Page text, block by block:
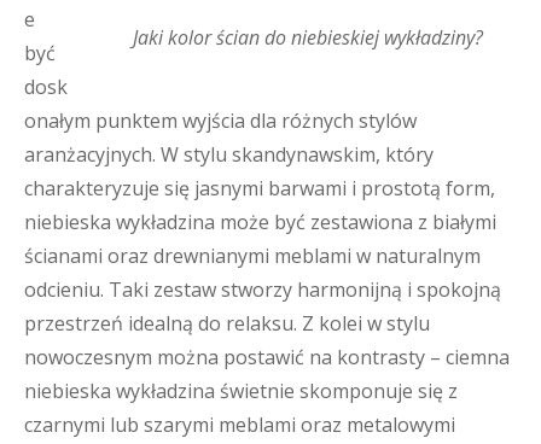
Jaki kolor ścian do niebieskiej wykładziny?
e
być
dosk
onałym punktem wyjścia dla różnych stylów
aranżacyjnych. W stylu skandynawskim, który
charakteryzuje się jasnymi barwami i prostotą form,
niebieska wykładzina może być zestawiona z białymi
ścianami oraz drewnianymi meblami w naturalnym
odcieniu. Taki zestaw stworzy harmonijną i spokojną
przestrzeń idealną do relaksu. Z kolei w stylu
nowoczesnym można postawić na kontrasty – ciemna
niebieska wykładzina świetnie skomponuje się z
czarnymi lub szarymi meblami oraz metalowymi